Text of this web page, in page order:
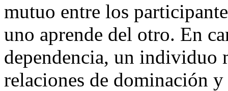
mutuo entre los
uno aprende del otro. En
dependencia, un individuo
relaciones de dominación